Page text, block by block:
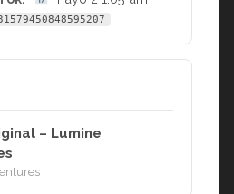
– Lumine